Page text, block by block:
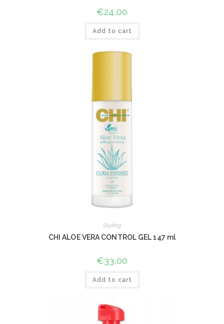
€24,00
Add to cart
Styling
CHI ALOE VERA CONTROL GEL 147 ml
€33,00
Add to cart